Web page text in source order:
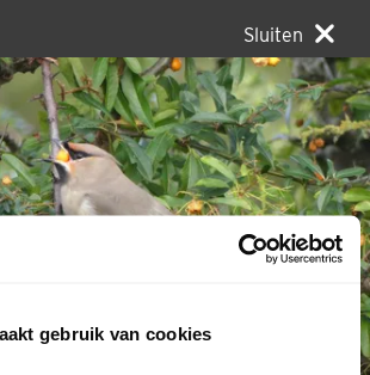
gebruik van cookies
Sluiten